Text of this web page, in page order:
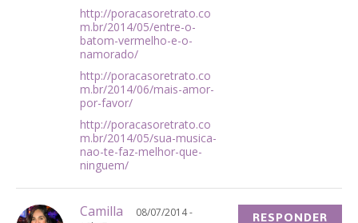
http://poracasoretrato.co
m.br/2014/05/entre-o-
batom-vermelho-e-o-
namorado/
http://poracasoretrato.co
m.br/2014/06/mais-amor-
por-favor/
http://poracasoretrato.co
m.br/2014/05/sua-musica-
nao-te-faz-melhor-que-
ninguem/
Camilla
08/07/2014 -
RESPONDER